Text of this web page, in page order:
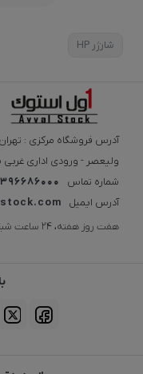
شارژر HP
آدرس فروشگاه مرکزی :
ولیعصر - ورودی اداری غربی
شماره تماس
آدرس ایمیل
هفت روز هفته، ۲۴ ساعت شبانه‌روز پاسخگوی شما هستیم.